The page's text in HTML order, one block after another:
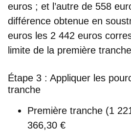
euros ; et l’autre de 558
différence obtenue en
euros les 2 442 euros
limite de la première
Étape 3 : Appliquer les
tranche
Première tranche (1
366,30 €